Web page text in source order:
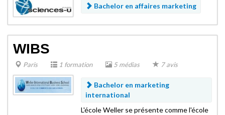
Bachelor en affaires marketing
WIBS
Paris 1 formation 5 médias 7 avis
Bachelor en marketing
international
L'école Weller se présente comme l'école